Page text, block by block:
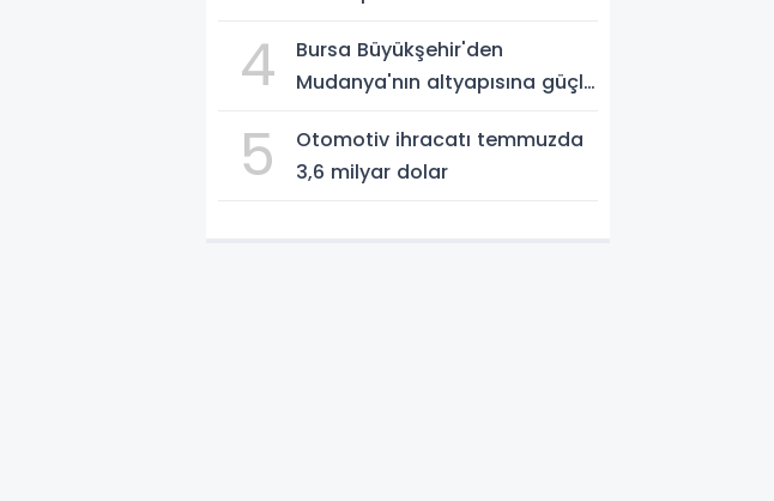
4
Bursa Büyükşehir'den
Mudanya'nın altyapısına güçlü
5
Otomotiv ihracatı temmuzda
3,6 milyar dolar